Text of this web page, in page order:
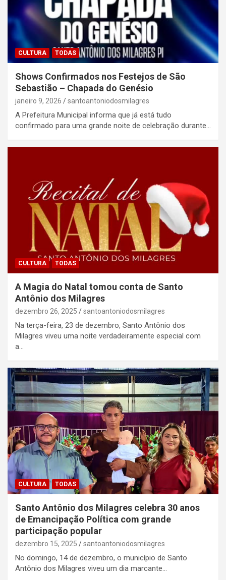
CULTURA TODAS
Shows Confirmados nos Festejos de São
Sebastião – Chapada do Genésio
janeiro 9, 2026 santoantoniodosmilagres
A Prefeitura Municipal informa que já está tudo
confirmado para uma grande noite de celebração durante…
CULTURA TODAS
A Magia do Natal tomou conta de Santo
Antônio dos Milagres
dezembro 26, 2025 santoantoniodosmilagres
Na terça-feira, 23 de dezembro, Santo Antônio dos
Milagres viveu uma noite verdadeiramente especial com
a…
CULTURA TODAS
Santo Antônio dos Milagres celebra 30 anos
de Emancipação Política com grande
participação popular
dezembro 15, 2025 santoantoniodosmilagres
No domingo, 14 de dezembro, o município de Santo
Antônio dos Milagres viveu um dia marcante…